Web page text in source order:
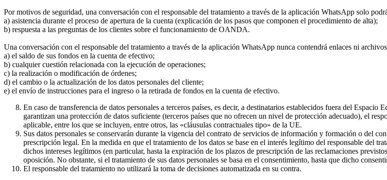
Por motivos de seguridad, una conversación con el responsable del tratamiento a través de la aplicación WhatsApp solo
a) asistencia durante el proceso de apertura de la cuenta (explicación de los pasos que componen el procedimiento de alta);
b) respuesta a las preguntas de los clientes sobre el funcionamiento de OANDA.
Una conversación con el responsable del tratamiento a través de la aplicación WhatsApp nunca contendrá enlaces ni
a) el saldo de sus fondos en la cuenta de efectivo;
b) cualquier cuestión relacionada con la ejecución de operaciones;
c) la realización o modificación de órdenes;
d) el cambio o la actualización de los datos personales del cliente;
e) el envío de instrucciones para el ingreso o la retirada de fondos en la cuenta de efectivo.
En caso de transferencia de datos personales a terceros países, es decir, a destinatarios establecidos fuera del
garantizan una protección de datos suficiente (terceros países que no ofrecen un nivel de protección adecuado), el
aplicable, entre los que se incluyen, entre otros, las «cláusulas contractuales tipo» de la UE.
Sus datos personales se conservarán durante la vigencia del contrato de servicios de información y formación o del
prescripción legal. En la medida en que el tratamiento de los datos se base en el interés legítimo del responsable del
dichos intereses legítimos (en particular, hasta la expiración de los plazos de prescripción de las reclamaciones
oposición. No obstante, si el tratamiento de sus datos personales se basa en el consentimiento, hasta que dicho
El responsable del tratamiento no utilizará la toma de decisiones automatizada en su contra.